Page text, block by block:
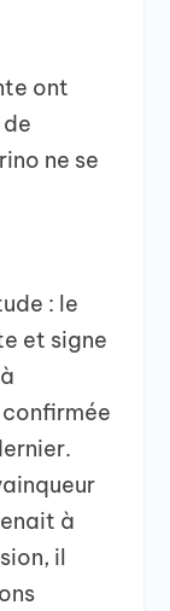
ont
ne se
: le
et signe
à
il